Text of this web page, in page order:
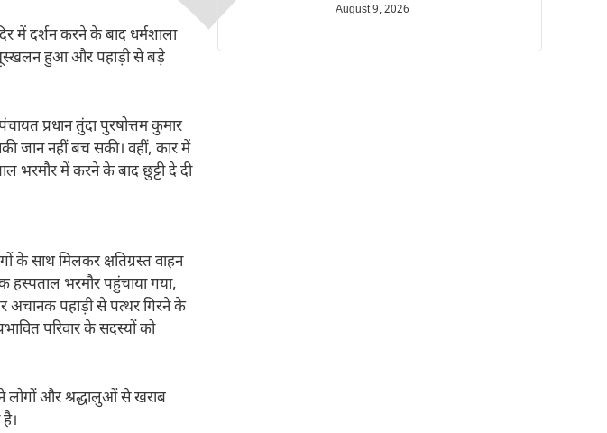
में दर्शन करने के बाद धर्मशाला
हुआ और पहाड़ी से बड़े
प्रधान तुंदा पुरषोत्तम कुमार
जान नहीं बच सकी। वहीं, कार में
भरमौर में करने के बाद छुट्टी दे दी
के साथ मिलकर क्षतिग्रस्त वाहन
हस्पताल भरमौर पहुंचाया गया,
अचानक पहाड़ी से पत्थर गिरने के
परिवार के सदस्यों को
लोगों और श्रद्धालुओं से खराब
August 9, 2026